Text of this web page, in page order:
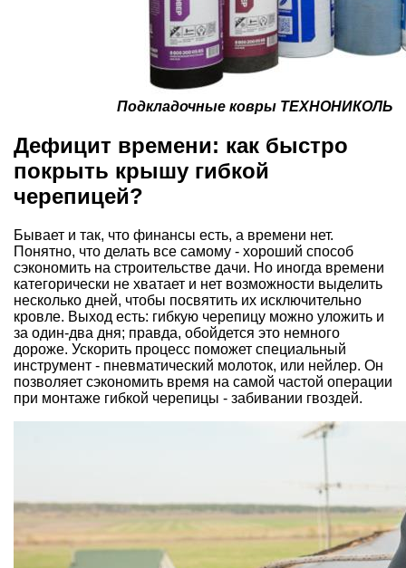
Подкладочные ковры ТЕХНОНИКОЛЬ
Дефицит времени: как быстро
покрыть крышу гибкой
черепицей?
Бывает и так, что финансы есть, а времени нет.
Понятно, что делать все самому - хороший способ
сэкономить на строительстве дачи. Но иногда времени
категорически не хватает и нет возможности выделить
несколько дней, чтобы посвятить их исключительно
кровле. Выход есть: гибкую черепицу можно уложить и
за один-два дня; правда, обойдется это немного
дороже. Ускорить процесс поможет специальный
инструмент - пневматический молоток, или нейлер. Он
позволяет сэкономить время на самой частой операции
при монтаже гибкой черепицы - забивании гвоздей.